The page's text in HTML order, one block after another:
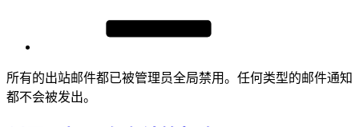
所有的出站邮件都已被管理员全局禁用。任何类型的邮件通知
都不会被发出。